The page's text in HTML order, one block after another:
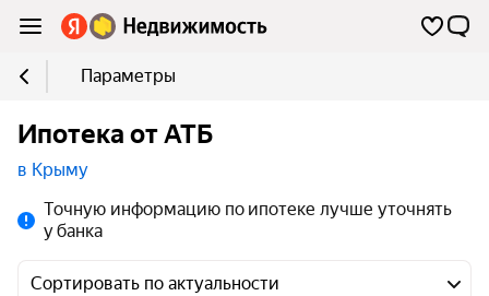
Параметры
Ипотека от АТБ
в Крыму
Точную информацию по ипотеке лучше уточнять
у банка
Сортировать по актуальности